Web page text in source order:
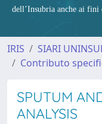
dell’Insubria anche ai fini
IRIS
SIARI
Contributo
SPUTUM
ANALYSIS